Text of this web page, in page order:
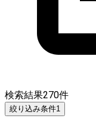
検索結果270件
絞り込み条件1